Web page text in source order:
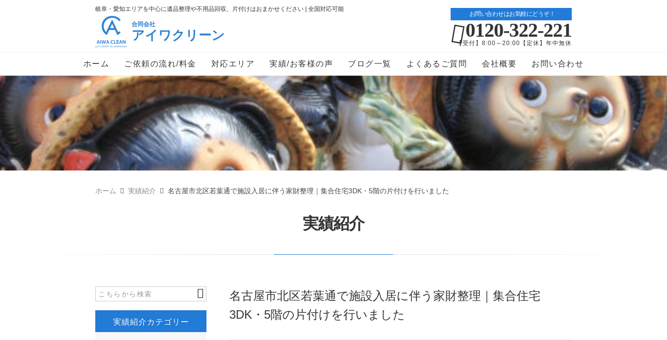
岐阜・愛知エリアを中心に遺品整理や不用品回収、片付けはおまかせください | 全国対応可能
合同会社
アイワクリーン
お問い合わせはお気軽にどうぞ！
0120-322-221
【受付】8:00～20:00【定休】年中無休
ホーム ご依頼の流れ/料金 対応エリア 実績/お客様の声 ブログ一覧 よくあるご質問 会社概要 お問い合わせ
ホーム 実績紹介 名古屋市北区若葉通で施設入居に伴う家財整理｜集合住宅3DK・5階の片付けを行いました
実績紹介
名古屋市北区若葉通で施設入居に伴う家財整理｜集合住宅
3DK・5階の片付けを行いました
実績紹介カテゴリー